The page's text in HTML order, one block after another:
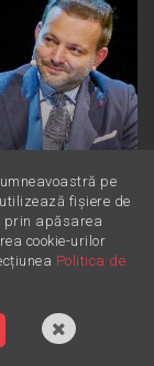
sănătos
pe
fișiere de
prin apăsarea
cookie-urilor
Politica de